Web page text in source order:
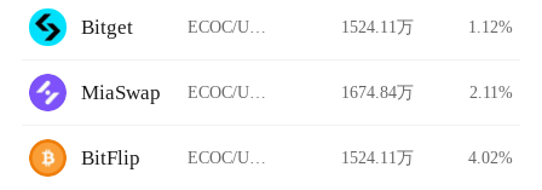
Bitget ECOC/USDT 1524.11万 1.12%
MiaSwap ECOC/USDT 1674.84万 2.11%
BitFlip ECOC/USDT 1524.11万 4.02%